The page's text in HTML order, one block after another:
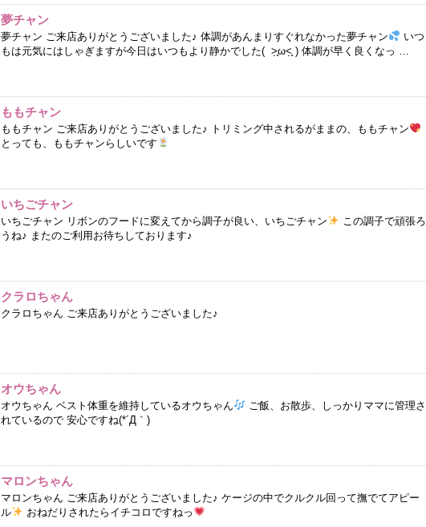
夢チャン
夢チャン ご来店ありがとうございました♪ 体調があんまりすぐれなかった夢チャン
いつ
もは元気にはしゃぎますが今日はいつもより静かでした( ˃̣̣̥ω˂̣̣̥ ) 体調が早く良くなっ …
ももチャン
ももチャン ご来店ありがとうございました♪ トリミング中されるがままの、ももチャン
とっても、ももチャンらしいです
いちごチャン
いちごチャン リボンのフードに変えてから調子が良い、いちごチャン
この調子で頑張ろ
うね♪ またのご利用お待ちしております♪
クラロちゃん
クラロちゃん ご来店ありがとうございました♪
オウちゃん
オウちゃん ベスト体重を維持しているオウちゃん
ご飯、お散歩、しっかりママに管理さ
れているので 安心ですね(*´Д｀)
マロンちゃん
マロンちゃん ご来店ありがとうございました♪ ケージの中でクルクル回って撫でてアピー
ル
おねだりされたらイチコロですねっ